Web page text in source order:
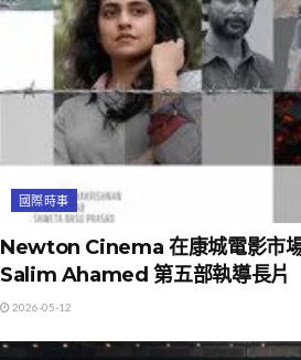
國際時事
Newton Cinema 在康城電影市
Salim Ahamed 第五部執導長片
2026-05-12